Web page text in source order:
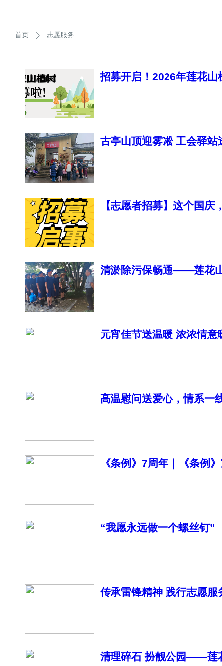
首页 志愿服务
招募开启！2026年莲花山
古亭山顶迎雾凇 工会驿站
【志愿者招募】这个国
清淤除污保畅通——莲花
元宵佳节送温暖 浓浓情
高温慰问送爱心，情系一
《条例》7周年｜《条例
“我愿永远做一个螺丝钉”
传承雷锋精神 践行志愿
清理碎石 扮靓公园——莲